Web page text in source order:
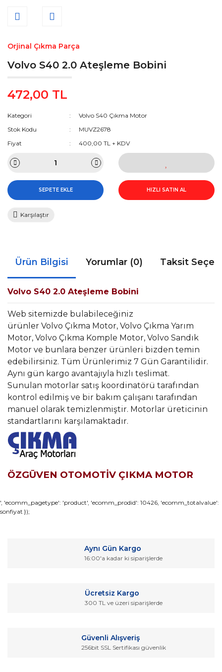
Orjinal Çıkma Parça
Volvo S40 2.0 Ateşleme Bobini
472,00 TL
Kategori
Volvo S40 Çıkma Motor
Stok Kodu
MUVZ2678
Fiyat
400,00 TL + KDV
SEPETE EKLE HIZLI SATIN AL
Karşılaştır
Ürün Bilgisi Yorumlar (0) Taksit
Volvo S40 2.0 Ateşleme Bobini
Web sitemizde bulabileceğiniz
ürünler Volvo Çıkma Motor, Volvo Çıkma Yarım
Motor, Volvo Çıkma Komple Motor, Volvo Sandık
Motor ve bunlara benzer ürünleri bizden temin
edebilirsiniz. Tüm Ürünlerimiz 7 Gün Garantilidir.
Aynı gün kargo avantajıyla hızlı teslimat.
Sunulan motorlar satış koordinatörü tarafından
kontrol edilmiş ve bir bakım çalışanı tarafından
manuel olarak temizlenmiştir. Motorlar üreticinin
standartlarını karşılamaktadır.
ÖZGÜVEN OTOMOTİV ÇIKMA MOTOR
Yorum Yaz
Bu ürünün fiyat bilgisi, resim, ürün açıklamalarında ve diğer
konularda yetersiz gördüğünüz noktaları öneri formunu
Ürün resmi kalitesiz, bozuk veya görüntülenemiyor.
Ürün fiyatı diğer sitelerden daha pahalı.
', 'ecomm_pagetype': 'product', 'ecomm_prodid': 10426, 'ecomm_totalvalue':
sonfiyat });
Aynı Gün Kargo
16:00'a kadar ki siparişlerde
Ücretsiz Kargo
300 TL ve üzeri siparişlerde
Güvenli Alışveriş
256bit SSL Sertifikası güvenlik